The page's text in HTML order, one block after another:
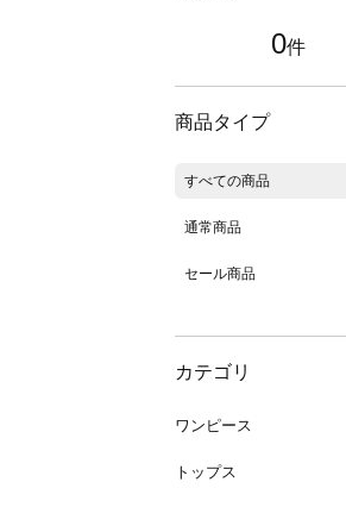
0件
商品タイプ
すべての商品
通常商品
セール商品
カテゴリ
ワンピース
トップス